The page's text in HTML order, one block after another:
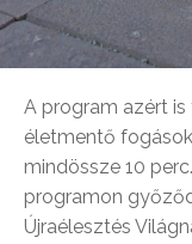
A program azért
életmentő
mindössze 10
programon
Újraélesztés